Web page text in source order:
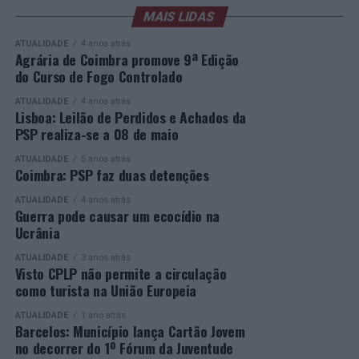
sociedade civil e empresas. Segue-se, à noite, a Gala de
Entrega dos Prémios, durante a qual serão anunciados
os vencedores de cada categoria, estando prevista a
presença de mais de 500 participantes.
Mais informações em:
https://awards.innovationinpolitics.eu/
respostas educativas capazes de dar uma segunda
oportunidade a quem pretende concluir o ensino
secundário e reforçar as suas competências pessoais e
profissionais.
Durante a cerimónia foi ainda reconhecido o trabalho
desenvolvido por toda a equipa de formadores e
para o sucesso desta edição do Curso EFA.
A Escola de Tecnologia e Gestão de Barcelos continua a
afirmar-se como uma referência na formação
profissional e na qualificação de adultos, contribuindo
para o desenvolvimento de competências, o aumento da
empregabilidade e a valorização do capital humano do
concelho e da região.
A Empresa Municipal de Educação e Cultura de Barcelos
felicita todos os diplomados por esta importante
MAIS LIDAS
ATUALIDADE 4 anos atrás
Agrária de Coimbra promove 9ª Edição
do Curso de Fogo Controlado
ATUALIDADE 4 anos atrás
Lisboa: Leilão de Perdidos e Achados da
PSP realiza-se a 08 de maio
ATUALIDADE 5 anos atrás
Coimbra: PSP faz duas detenções
ATUALIDADE 4 anos atrás
Guerra pode causar um ecocídio na
Ucrânia
ATUALIDADE 3 anos atrás
Visto CPLP não permite a circulação
como turista na União Europeia
ATUALIDADE 1 ano atrás
Barcelos: Município lança Cartão Jovem
no decorrer do 1º Fórum da Juventude